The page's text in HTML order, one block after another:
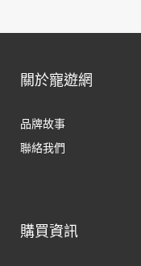
關於寵遊網
品牌故事
聯絡我們
購買資訊